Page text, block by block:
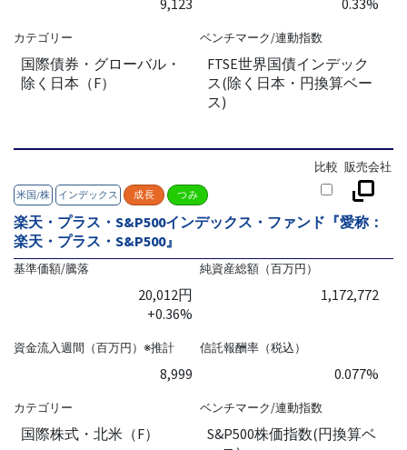
9,123 0.33%
カテゴリー
国際債券・グローバル・
除く日本（F）
ベンチマーク/連動指数
FTSE世界国債インデック
ス(除く日本・円換算ベー
ス)
米国/株 インデックス 成長 つみ
比較 販売会社
楽天・プラス・S&P500インデックス・ファンド『愛称：
楽天・プラス・S&P500』
基準価額/騰落
20,012円
+0.36%
純資産総額（百万円）
1,172,772
資金流入週間（百万円）※推計
8,999
信託報酬率（税込）
0.077%
カテゴリー
国際株式・北米（F）
ベンチマーク/連動指数
S&P500株価指数(円換算ベ